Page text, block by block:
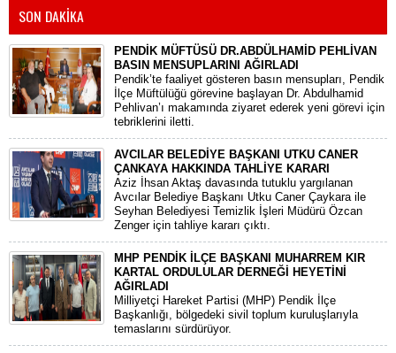
SON DAKİKA
PENDİK MÜFTÜSÜ DR.ABDÜLHAMİD PEHLİVAN
BASIN MENSUPLARINI AĞIRLADI
​Pendik’te faaliyet gösteren basın mensupları, Pendik
İlçe Müftülüğü görevine başlayan Dr. Abdulhamid
Pehlivan’ı makamında ziyaret ederek yeni görevi için
tebriklerini iletti.
AVCILAR BELEDİYE BAŞKANI UTKU CANER
ÇANKAYA HAKKINDA TAHLİYE KARARI
​Aziz İhsan Aktaş davasında tutuklu yargılanan
Avcılar Belediye Başkanı Utku Caner Çaykara ile
Seyhan Belediyesi Temizlik İşleri Müdürü Özcan
Zenger için tahliye kararı çıktı.
MHP PENDİK İLÇE BAŞKANI MUHARREM KIR
KARTAL ORDULULAR DERNEĞİ HEYETİNİ
AĞIRLADI
​Milliyetçi Hareket Partisi (MHP) Pendik İlçe
Başkanlığı, bölgedeki sivil toplum kuruluşlarıyla
temaslarını sürdürüyor.